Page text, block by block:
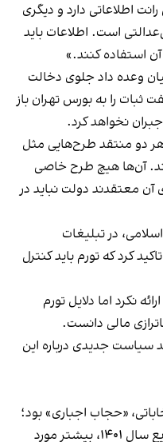
یکی رانت اطلاعاتی دارد و دیگری
است. اطلاعات باید
آن استفاده کنند.»
وعده داد جلوی دخالت
ثبات را به بورس تهران باز
نخواهد کرد.
دو منتقد طرح‌هایی مثل
آن‌ها هیچ طرح خاصی
معتقدند دولت نباید در
در تبلیغات
کرد که تورم باید کنترل
نکرد اما دلایل تورم
مالی دانست.
سیاست جدیدی درباره این
«حجاب اجباری» بود؛
موضوعی که به خصوص پس از وقایع سال ۱۴۰۱، بیشتر مورد